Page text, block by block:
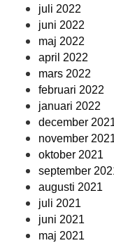
juli 2022
juni 2022
maj 2022
april 2022
mars 2022
februari 2022
januari 2022
december
november
oktober 2021
september
augusti 2021
juli 2021
juni 2021
maj 2021